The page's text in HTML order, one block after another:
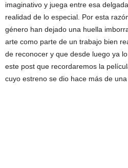
imaginativo y juega entre esa
realidad de lo especial. Por esta
género han dejado una huella
arte como parte de un trabajo bien
de reconocer y que desde luego ya
este post que recordaremos la
cuyo estreno se dio hace más de una